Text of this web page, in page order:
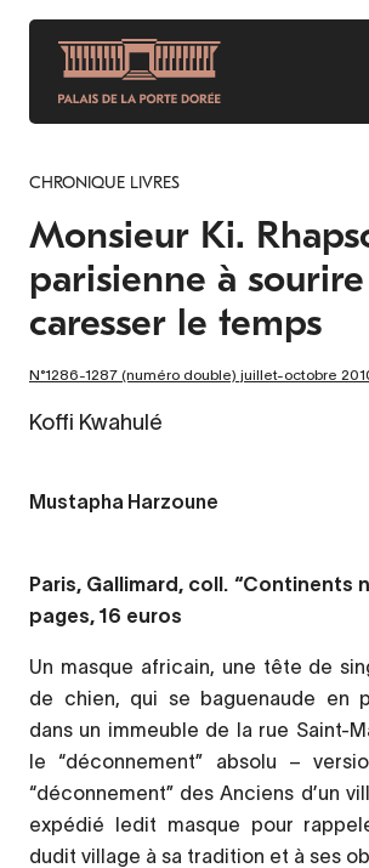
Aller
contenu
principal
CHRONIQUE LIVRES
Monsieur Ki.
parisienne à
caresser le temps
N°1286-1287 (numéro double) juillet-octobre
Koffi Kwahulé
Mustapha Harzoune
Paris, Gallimard, coll. “Continents
pages, 16 euros
Un masque africain, une tête de
de chien, qui se baguenaude en
dans un immeuble de la rue Saint-
le “déconnement” absolu –
“déconnement” des Anciens d’un
expédié ledit masque pour
dudit village à sa tradition et à ses